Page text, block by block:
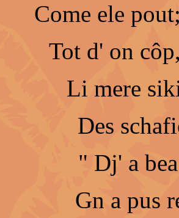
Come ele
Tot d' on
Li mere
Des
" Dj' a
Gn a pus